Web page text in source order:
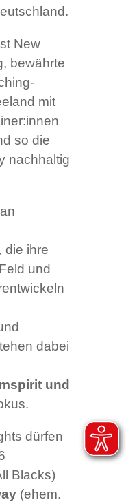
New
bewährte
mit
so die
nachhaltig
, die ihre
und
dabei
und
dürfen
Blacks)
(ehem.